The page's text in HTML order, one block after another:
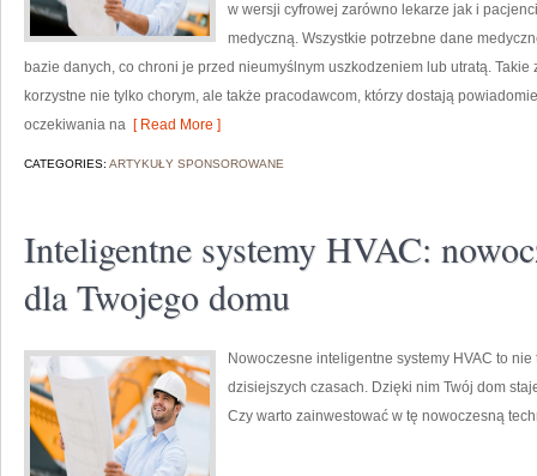
w wersji cyfrowej zarówno lekarze jak i
medyczną. Wszystkie potrzebne dane
bazie danych, co chroni je przed nieumyślnym uszkodzeniem lub utratą.
korzystne nie tylko chorym, ale także pracodawcom, którzy dostają
oczekiwania na [ Read More ]
CATEGORIES: ARTYKUŁY SPONSOROWANE
Inteligentne systemy HVAC:
dla Twojego domu
Nowoczesne inteligentne systemy HVAC to
dzisiejszych czasach. Dzięki nim Twój dom
Czy warto zainwestować w tę nowoczesną